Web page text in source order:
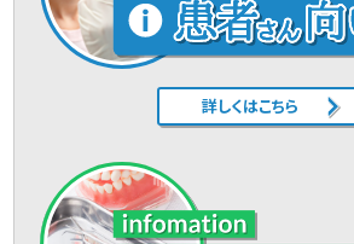
詳しくはこちら